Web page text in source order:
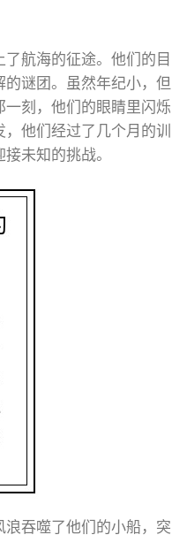
航海的征途。他们的目
谜团。虽然年纪小，但
刻，他们的眼睛里闪烁
他们经过了几个月的训
未知的挑战。
吞噬了他们的小船，突